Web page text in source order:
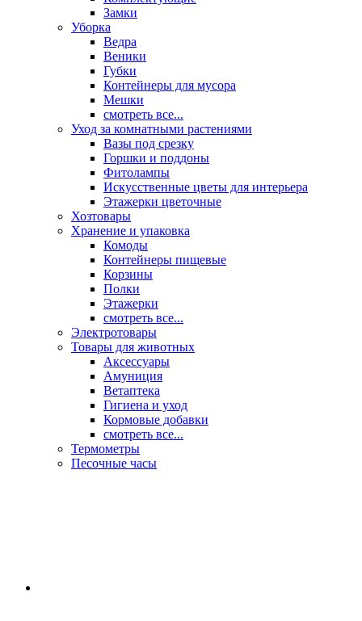
Замки
Уборка
Ведра
Веники
Губки
Контейнеры для мусора
Мешки
смотреть все...
Уход за комнатными растениями
Вазы под срезку
Горшки и поддоны
Фитолампы
Искусственные цветы для интерьера
Этажерки цветочные
Хозтовары
Хранение и упаковка
Комоды
Контейнеры пищевые
Корзины
Полки
Этажерки
смотреть все...
Электротовары
Товары для животных
Аксессуары
Амуниция
Ветаптека
Гигиена и уход
Кормовые добавки
смотреть все...
Термометры
Песочные часы